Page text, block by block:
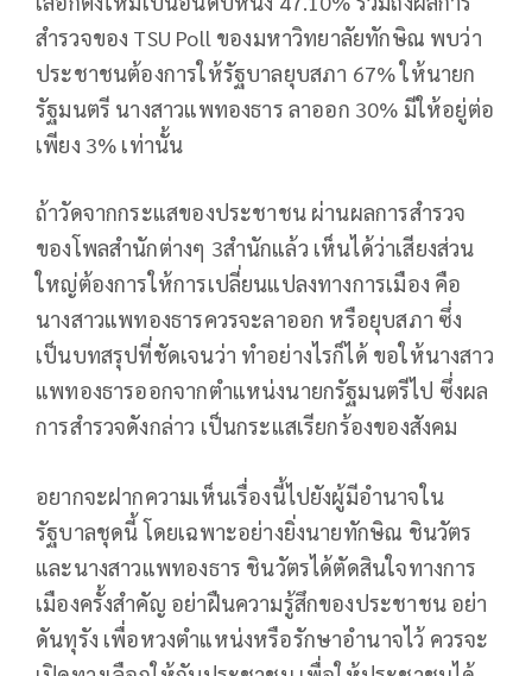
สำรวจของ TSU Poll ของมหาวิทยาลัยทักษิณ พบว่า
ประชาชนต้องการให้รัฐบาลยุบสภา 67% ให้นายก
รัฐมนตรี นางสาวแพทองธาร ลาออก 30% มีให้อยู่ต่อ
เพียง 3% เท่านั้น
ถ้าวัดจากกระแสของประชาชน ผ่านผลการสำรวจ
ของโพลสำนักต่างๆ 3สำนักแล้ว เห็นได้ว่าเสียงส่วน
ใหญ่ต้องการให้การเปลี่ยนแปลงทางการเมือง คือ
นางสาวแพทองธารควรจะลาออก หรือยุบสภา ซึ่ง
เป็นบทสรุปที่ชัดเจนว่า ทำอย่างไรก็ได้ ขอให้นางสาว
แพทองธารออกจากตำแหน่งนายกรัฐมนตรีไป ซึ่งผล
การสำรวจดังกล่าว เป็นกระแสเรียกร้องของสังคม
อยากจะฝากความเห็นเรื่องนี้ไปยังผู้มีอำนาจใน
รัฐบาลชุดนี้ โดยเฉพาะอย่างยิ่งนายทักษิณ ชินวัตร
และนางสาวแพทองธาร ชินวัตรได้ตัดสินใจทางการ
เมืองครั้งสำคัญ อย่าฝืนความรู้สึกของประชาชน อย่า
ดันทุรัง เพื่อหวงตำแหน่งหรือรักษาอำนาจไว้ ควรจะ